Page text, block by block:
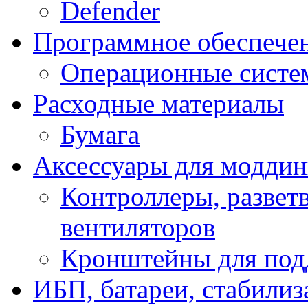
Defender
Программное
Операционные
Расходные материалы
Бумага
Аксессуары для
Контроллеры,
вентиляторов
Кронштейны для
ИБП, батареи,